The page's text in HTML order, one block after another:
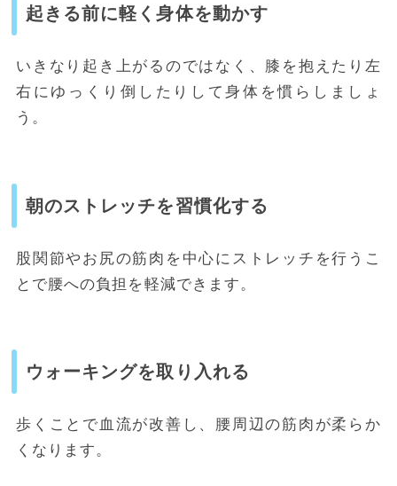
起きる前に軽く身体を動かす
いきなり起き上がるのではなく、膝を抱えたり左
右にゆっくり倒したりして身体を慣らしましょ
う。
朝のストレッチを習慣化する
股関節やお尻の筋肉を中心にストレッチを行うこ
とで腰への負担を軽減できます。
ウォーキングを取り入れる
歩くことで血流が改善し、腰周辺の筋肉が柔らか
くなります。